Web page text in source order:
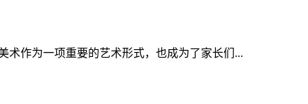
术作为一项重要的艺术形式，也成为了家长们...